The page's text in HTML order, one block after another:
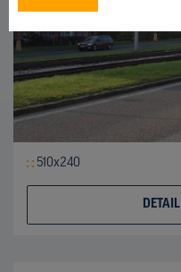
510x240
DETAIL